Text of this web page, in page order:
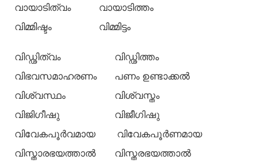
വായാടിത്വം
വായാടിത്തം
വിമ്മിഷ്ടം
വിമ്മിട്ടം
വിഡ്ഢിത്വം
വിഡ്ഢിത്തം
വിഭവസമാഹരണം
പണം ഉണ്ടാക്കല്‍
വിശ്വസ്ഥം
വിശ്വസ്തം
വിജിഗീഷു
വിജീഗിഷു
വിവേകപൂര്‍വമായ
വിവേകപൂര്‍ണമായ
വിസ്താരഭയത്താല്‍
വിസ്തരഭയത്താല്‍